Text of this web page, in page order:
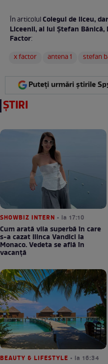
În articolulColegul de liceu,
Liceenii, al lui Ştefan Bănică,
Factor:
x factor
antena 1 stefan
Puteți urmări știrile
ȘTIRI
SHOWBIZ INTERN • la 17:10
Cum arată vila superbă în care
s-a cazat Ilinca Vandici la
Monaco. Vedeta se află în
vacanță
BEAUTY & LIFESTYLE • la 16:34